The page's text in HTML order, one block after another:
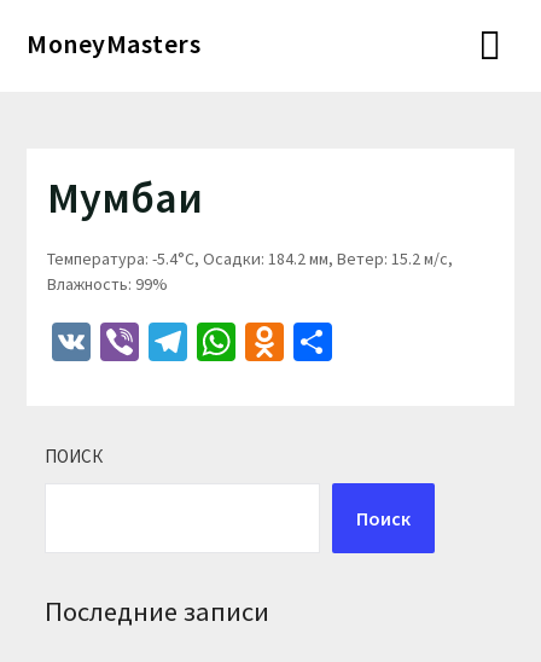
MoneyMasters
Мумбаи
Температура: -5.4°C, Осадки: 184.2 мм, Ветер: 15.2 м/с,
Влажность: 99%
VKViberTelegram
WhatsApp
Odnoklassniki
Отправить
ПОИСК
Поиск
Последние записи